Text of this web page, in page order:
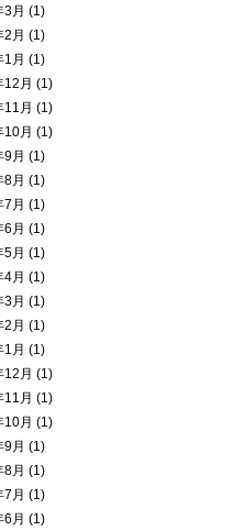
3月 (1)
2月 (1)
1月 (1)
12月 (1)
11月 (1)
10月 (1)
9月 (1)
8月 (1)
7月 (1)
6月 (1)
5月 (1)
4月 (1)
3月 (1)
2月 (1)
1月 (1)
12月 (1)
11月 (1)
10月 (1)
9月 (1)
8月 (1)
7月 (1)
6月 (1)